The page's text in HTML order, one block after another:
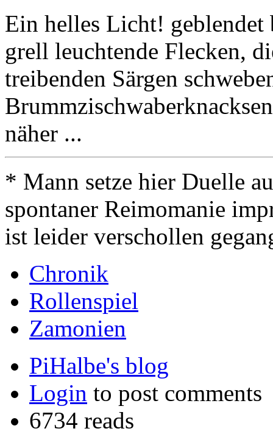
Ein helles Licht!
grell leuchtende Flecken,
treibenden Särgen
näher ...
* Mann setze hier Duelle
spontaner Reimomanie
ist leider verschollen
Chronik
Rollenspiel
Zamonien
PiHalbe's blog
Login to post comments
6734 reads